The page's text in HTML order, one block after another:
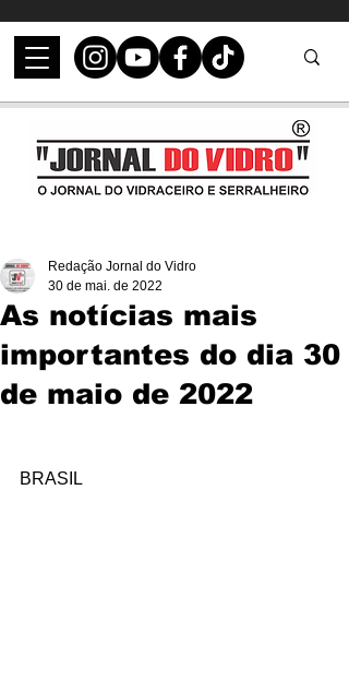
As notícias mais
importantes do dia 30
de maio de 2022
Redação Jornal do Vidro
30 de mai. de 2022
BRASIL